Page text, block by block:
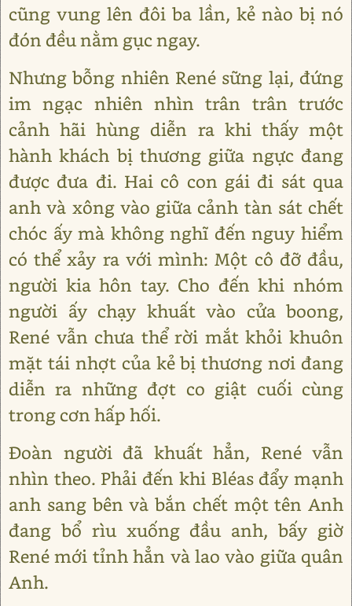
cũng vung lên đôi ba lần, kẻ nào bị nó
đón đều nằm gục ngay.
Nhưng bỗng nhiên René sững lại, đứng
im ngạc nhiên nhìn trân trân trước
cảnh hãi hùng diễn ra khi thấy một
hành khách bị thương giữa ngực đang
được đưa đi. Hai cô con gái đi sát qua
anh và xông vào giữa cảnh tàn sát chết
chóc ấy mà không nghĩ đến nguy hiểm
có thể xảy ra với mình: Một cô đỡ đầu,
người kia hôn tay. Cho đến khi nhóm
người ấy chạy khuất vào cửa boong,
René vẫn chưa thể rời mắt khỏi khuôn
mặt tái nhợt của kẻ bị thương nơi đang
diễn ra những đợt co giật cuối cùng
trong cơn hấp hối.
Đoàn người đã khuất hẳn, René vẫn
nhìn theo. Phải đến khi Bléas đẩy mạnh
anh sang bên và bắn chết một tên Anh
đang bổ rìu xuống đầu anh, bấy giờ
René mới tỉnh hẳn và lao vào giữa quân
Anh.